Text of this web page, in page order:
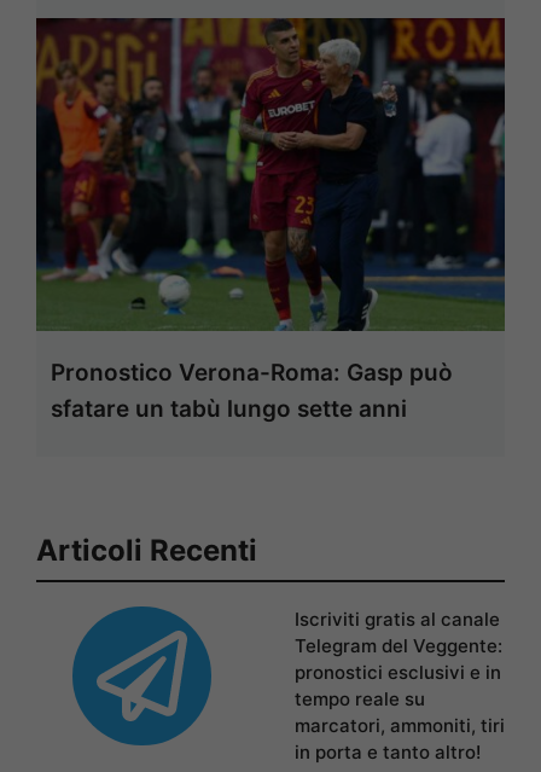
Pronostico Verona-Roma: Gasp può
sfatare un tabù lungo sette anni
Articoli Recenti
Iscriviti gratis al canale
Telegram del Veggente:
pronostici esclusivi e in
tempo reale su
marcatori, ammoniti, tiri
in porta e tanto altro!